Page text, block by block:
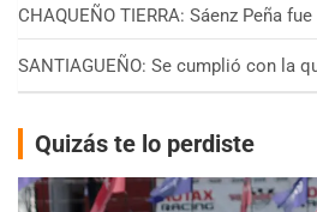
CHAQUEÑO TIERRA: Sáenz Peña
SANTIAGUEÑO: Se cumplió con la
Quizás te lo perdiste